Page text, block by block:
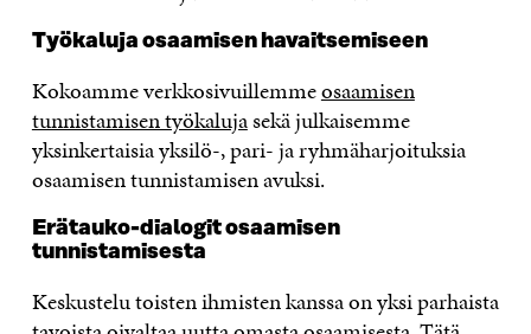
Työkaluja osaamisen havaitsemiseen
Kokoamme verkkosivuillemmeosaamisen
tunnistamisen työkalujasekä julkaisemme
yksinkertaisia yksilö-, pari- ja ryhmäharjoituksia
osaamisen tunnistamisen avuksi.
Erätauko-dialogit osaamisen
tunnistamisesta
Keskustelu toisten ihmisten kanssa on yksi parhaista